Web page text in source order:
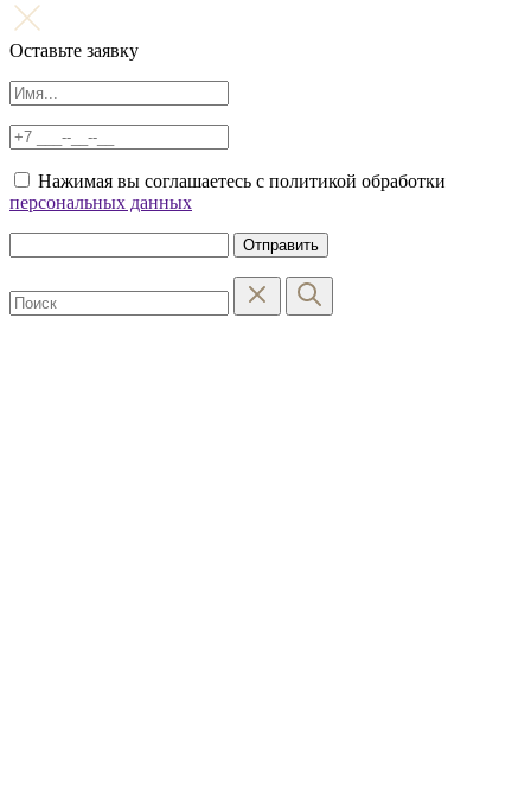
Оставьте заявку
Нажимая вы соглашаетесь с политикой обработки
персональных данных